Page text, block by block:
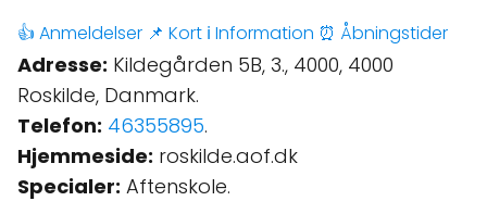
👍 Anmeldelser 📌 Kort ℹ️ Information ⏰ Åbningstider
Adresse: Kildegården 5B, 3., 4000, 4000
Roskilde, Danmark.
Telefon: 46355895.
Hjemmeside: roskilde.aof.dk
Specialer: Aftenskole.